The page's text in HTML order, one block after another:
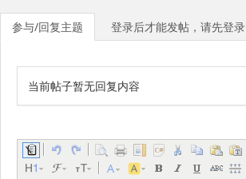
参与/回复主题 登录后才能发帖，请先登录
当前帖子暂无回复内容